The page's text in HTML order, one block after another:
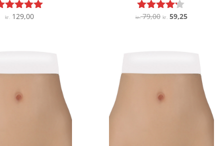
Vurderet
kr. 129,00
Vurderet
kr.79,00 Den
kr.59,25Den